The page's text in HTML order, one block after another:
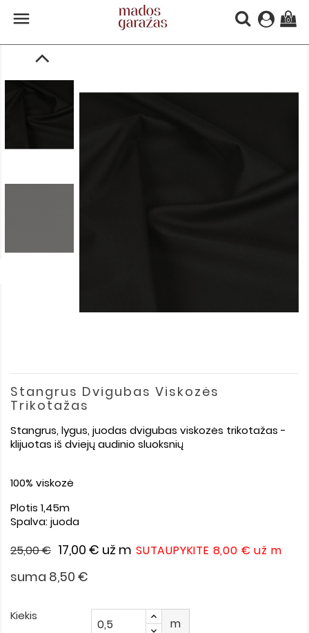
 (0)
Stangrus Dvigubas Viskozės
Trikotažas
Stangrus, lygus, juodas dvigubas viskozės trikotažas -
klijuotas iš dviejų audinio sluoksnių
100% viskozė
Plotis 1,45m
Spalva: juoda
17,00 € už m SUTAUPYKITE 8,00 €už m
25,00 €
suma 8,50 €
Kiekis
m